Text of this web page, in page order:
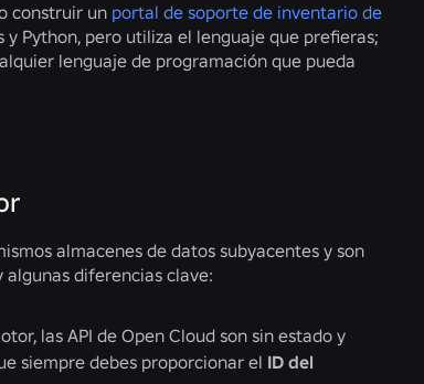
construir un portal de soporte de inventario de
y Python, pero utiliza el lenguaje que prefieras;
lenguaje de programación que pueda
almacenes de datos subyacentes y son
algunas diferencias clave:
las API de Open Cloud son sin estado y
siempre debes proporcionar el ID del